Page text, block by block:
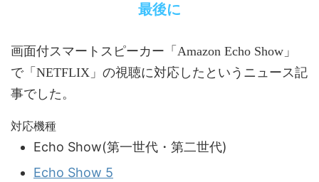
最後に
画面付スマートスピーカー「Amazon Echo Show」
で「NETFLIX」の視聴に対応したというニュース記
事でした。
対応機種
Echo Show(第一世代・第二世代)
Echo Show 5